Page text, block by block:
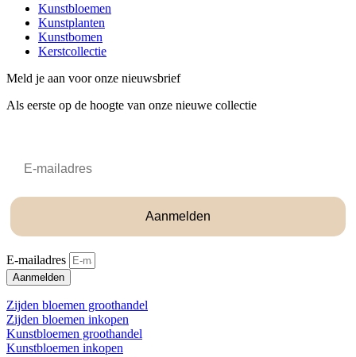
Kunstbloemen
Kunstplanten
Kunstbomen
Kerstcollectie
Meld je aan voor onze nieuwsbrief
Als eerste op de hoogte van onze nieuwe collectie
Aanmelden
E-mailadres
Aanmelden
Zijden bloemen groothandel
Zijden bloemen inkopen
Kunstbloemen groothandel
Kunstbloemen inkopen